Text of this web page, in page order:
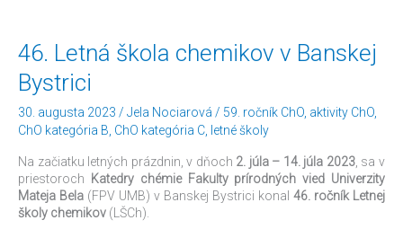
46. Letná škola chemikov v Banskej
Bystrici
30. augusta 2023 / Jela Nociarová / 59. ročník ChO aktivity ChO
ChO kategória B ChO kategória C letné školy
Na začiatku letných prázdnin, v dňoch 2. júla – 14. júla 2023, sa v
priestoroch
Katedry chémie Fakulty prírodných vied Univerzity
Mateja Bela (FPV UMB) v Banskej Bystrici konal 46. ročník Letnej
školy chemikov (LŠCh).
46.
Letná
škola
chemikov
v Banskej
Bystrici